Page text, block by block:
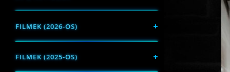
FILMEK (2026-OS)
FILMEK (2025-ÖS)